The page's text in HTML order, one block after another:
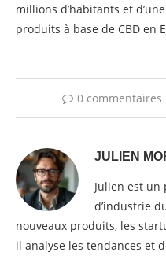
millions d’habitants et
produits à base de CBD en
0 commentaires
JULIEN
Julien est un
d’industrie
nouveaux produits, les
il analyse les tendances et